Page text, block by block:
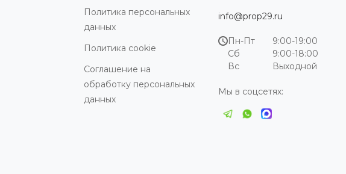
Политика персональных
данных
Политика cookie
Соглашение на
обработку персональных
данных
info@prop29.ru
Пн-Пт
9:00-19:00
Сб
9:00-18:00
Вс
Выходной
Мы в соцсетях: